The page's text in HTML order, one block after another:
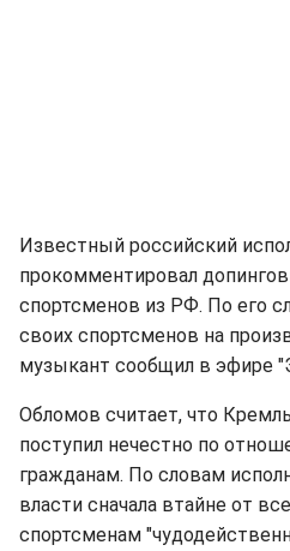
Известный российский
прокомментировал
спортсменов из РФ. По его
своих спортсменов на
музыкант сообщил в эфире
Обломов считает, что
поступил нечестно по
гражданам. По словам
власти сначала втайне от
спортсменам